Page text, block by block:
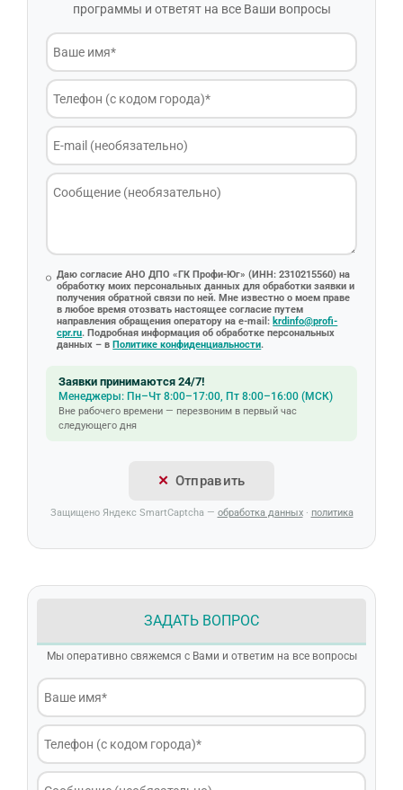
программы и ответят на все Ваши вопросы
Даю согласие АНО ДПО «ГК Профи-Юг» (ИНН: 2310215560) на
обработку моих персональных данных для обработки заявки и
получения обратной связи по ней. Мне известно о моем праве
в любое время отозвать настоящее согласие путем
направления обращения оператору на e-mail: krdinfo@profi-
cpr.ru. Подробная информация об обработке персональных
данных – вПолитике конфиденциальности.
Заявки принимаются 24/7!
Менеджеры: Пн–Чт 8:00–17:00, Пт 8:00–16:00 (МСК)
Вне рабочего времени — перезвоним в первый час
следующего дня
Отправить
Защищено Яндекс SmartCaptcha — обработка данных· политика
ЗАДАТЬ ВОПРОС
Мы оперативно свяжемся с Вами и ответим на все вопросы